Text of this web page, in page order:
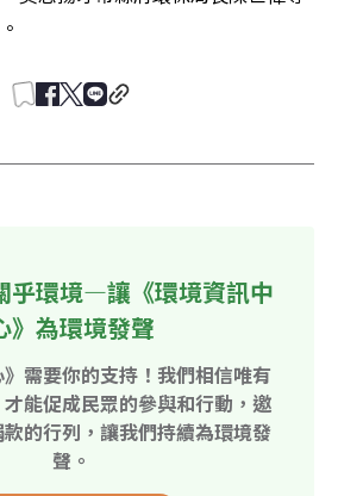
乎環境—讓《環境資訊中
》為環境發聲
》需要你的支持！我們相信唯有
能促成民眾的參與和行動，邀
的行列，讓我們持續為環境發
聲。